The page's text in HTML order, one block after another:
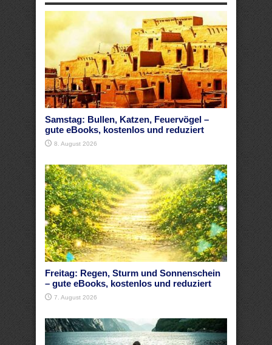
Samstag: Bullen, Katzen, Feuervögel –
gute eBooks, kostenlos und reduziert
8. August 2026
Freitag: Regen, Sturm und Sonnenschein
– gute eBooks, kostenlos und reduziert
7. August 2026